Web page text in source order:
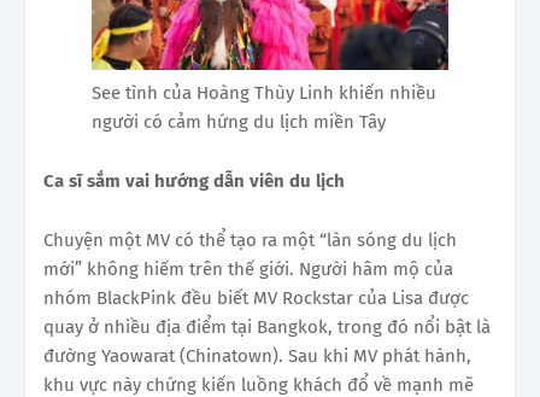
See tình của Hoàng Thùy Linh khiến nhiều
người có cảm hứng du lịch miền Tây
Ca sĩ sắm vai hướng dẫn viên du lịch
Chuyện một MV có thể tạo ra một “làn sóng du lịch
mới” không hiếm trên thế giới. Người hâm mộ của
nhóm BlackPink đều biết MV Rockstar của Lisa được
quay ở nhiều địa điểm tại Bangkok, trong đó nổi bật là
đường Yaowarat (Chinatown). Sau khi MV phát hành,
khu vực này chứng kiến luồng khách đổ về mạnh mẽ